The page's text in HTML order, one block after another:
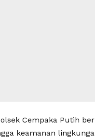
Cempaka Putih
keamanan